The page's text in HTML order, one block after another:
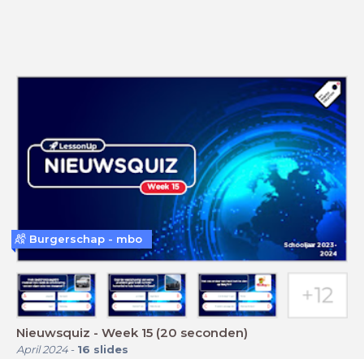
Nieuwsquiz - Week 15 (20 seconden)
April 2024- 16 slides
Burgerschap - mbo